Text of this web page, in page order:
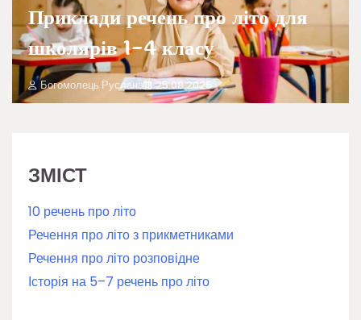
Приклади речень про літо для
школярів 1-4 класу
Богомолець Руслана 25.08.2025
ЗМІСТ
10 речень про літо
Речення про літо з прикметниками
Речення про літо розповідне
Історія на 5–7 речень про літо